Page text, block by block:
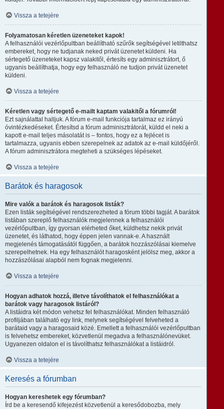
Vissza a tetejére
Folyamatosan kéretlen üzeneteket kapok!
A felhasználói vezérlőpultban beállítható szűrők segítségével letilthatsz
embereket, hogy ne tudjanak neked privát üzenetet küldeni. Ha
sértegető üzeneteket kapsz valakitől, értesíts egy adminisztrátort, ő
ugyanis beállíthatja, hogy egy felhasználó ne tudjon privát üzenetet
küldeni.
Vissza a tetejére
Kéretlen vagy sértegető e-mailt kaptam valakitől a fórumról!
Ezt sajnálattal halljuk. A fórum e-mail funkciója tartalmaz ez irányú
óvintézkedéseket. Értesítsd a fórum adminisztrátorát, küldd el neki a
kapott e-mail teljes másolatát is – fontos, hogy ez a fejlécet is
tartalmazza, ugyanis ebben szerepelnek az adatok az e-mail küldőjéről.
A fórum adminisztrátora megteheti a szükséges lépéseket.
Vissza a tetejére
Barátok és haragosok
Mire valók a barátok és haragosok listák?
Ezen listák segítségével rendszerezheted a fórum többi tagját. A barátok
listában szereplő felhasználók megjelennek a felhasználói
vezérlőpultban, így gyorsan elérheted őket, küldhetsz nekik privát
üzenetet, és láthatod, hogy éppen jelen vannak-e. A használt
megjelenés támogatásától függően, a barátok hozzászólásai kiemelve
szerepelhetnek. Ha egy felhasználót haragosként jelölsz meg, akkor a
hozzászólásai alapból nem fognak megjelenni.
Vissza a tetejére
Hogyan adhatok hozzá, illetve távolíthatok el felhasználókat a
barátok vagy haragosok listáról?
A listáidra két módon vehetsz fel felhasználókat. Minden felhasználó
profiljában található egy link, melynek segítségével felveheted a
barátaid vagy a haragosaid közé. Emellett a felhasználói vezérlőpultban
is felvehetsz embereket, közvetlenül megadva a felhasználónevüket.
Ugyanezen oldalon el is távolíthatsz felhasználókat a listáidról.
Vissza a tetejére
Keresés a fórumban
Hogyan kereshetek egy fórumban?
Írd be a keresendő kifejezést közvetlenül a keresődobozba, mely